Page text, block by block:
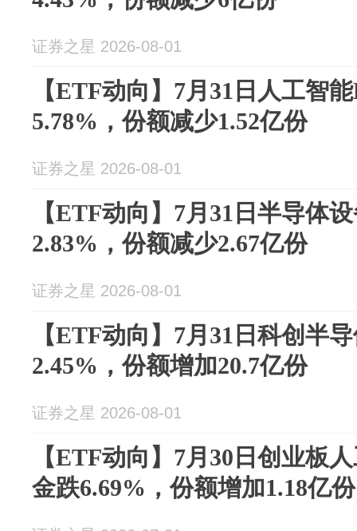
证券之星 2026-08-01
【ETF动向】7月31日人工智
5.78%，份额减少1.52亿份
证券之星 2026-08-01
【ETF动向】7月31日半导体
2.83%，份额减少2.67亿份
证券之星 2026-08-01
【ETF动向】7月31日科创半
2.45%，份额增加20.7亿份
证券之星 2026-08-01
【ETF动向】7月30日创业板
金跌6.69%，份额增加1.18亿份